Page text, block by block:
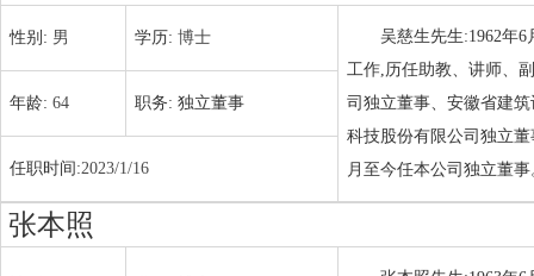
性别: 男 学历: 博士
吴慈生先生:1962年
工作,历任助教、讲师、
司独立董事、安徽省建
科技股份有限公司独立
月至今任本公司独立董事
年龄: 64 职务: 独立董事
任职时间:2023/1/16
张本照